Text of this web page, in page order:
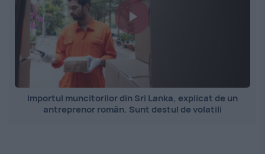
Importul muncitorilor din Sri Lanka, explicat de un
antreprenor român. Sunt destul de volatili